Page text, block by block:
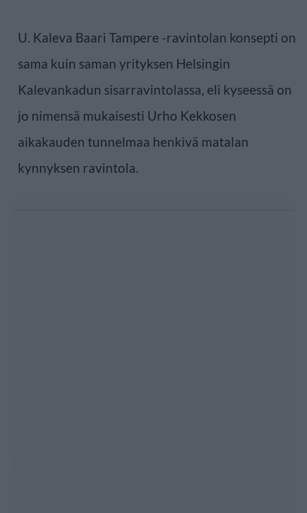
U. Kaleva Baari Tampere -ravintolan konsepti on
sama kuin saman yrityksen Helsingin
Kalevankadun sisarravintolassa, eli kyseessä on
jo nimensä mukaisesti Urho Kekkosen
aikakauden tunnelmaa henkivä matalan
kynnyksen ravintola.